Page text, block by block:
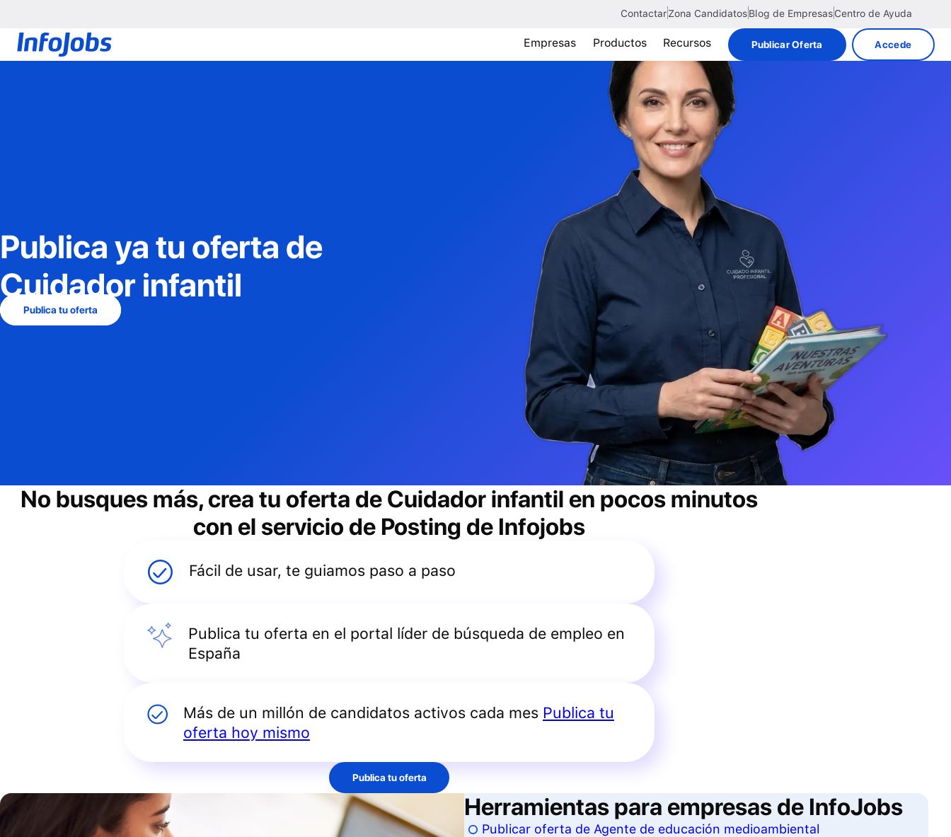
ContactarZona CandidatosBlog de EmpresasCentro de Ayuda
Empresas Productos Recursos Publicar Oferta Accede
Publica ya tu oferta de
Cuidador infantil
Publica tu oferta
No busques más, crea tu oferta de Cuidador infantil en pocos minutos
con el servicio de Posting de Infojobs
Fácil de usar, te guiamos paso a paso
Publica tu oferta en el portal líder de búsqueda de empleo en
España
Más de un millón de candidatos activos cada mes Publica tu
oferta hoy mismo
Publica tu oferta
Herramientas para empresas de InfoJobs
Publicar oferta de Agente de educación medioambiental